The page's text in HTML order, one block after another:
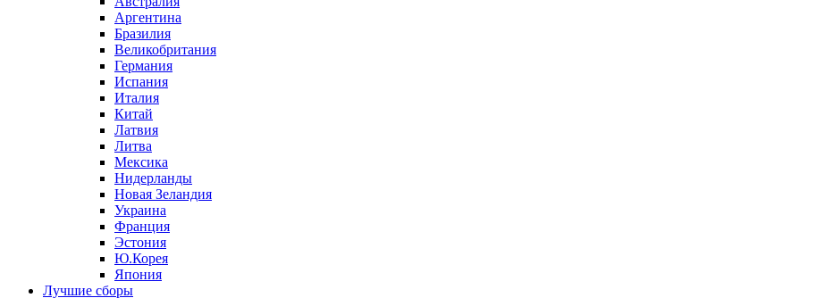
Аргентина
Бразилия
Великобритания
Германия
Испания
Италия
Китай
Латвия
Литва
Мексика
Нидерланды
Новая Зеландия
Украина
Франция
Эстония
Ю.Корея
Япония
Лучшие сборы